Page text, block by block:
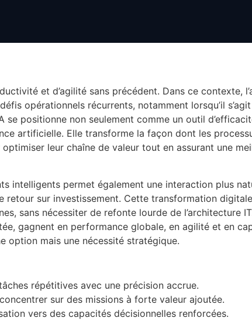
et d’agilité sans précédent. Dans ce contexte,
opérationnels récurrents, notamment lorsqu’il
se positionne non seulement comme un outil
artificielle. Elle transforme la façon dont les
leur chaîne de valeur tout en assurant une
intelligents permet également une interaction plus
retour sur investissement. Cette transformation
sans nécessiter de refonte lourde de l’architecture
gagnent en performance globale, en agilité et en
option mais une nécessité stratégique.
répétitives avec une précision accrue.
sur des missions à forte valeur ajoutée.
vers des capacités décisionnelles renforcées.